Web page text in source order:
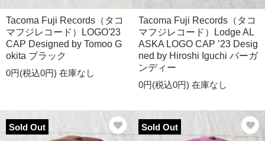
Tacoma Fuji Records（タコ
マフジレコード）LOGO'23
CAP Designed by Tomoo G
okita ブラック
0円(税込0円) 在庫なし
Tacoma Fuji Records（タコ
マフジレコード）Lodge AL
ASKA LOGO CAP ’23 Desig
ned by Hiroshi Iguchi バーガ
ンディー
0円(税込0円) 在庫なし
Sold Out Sold Out